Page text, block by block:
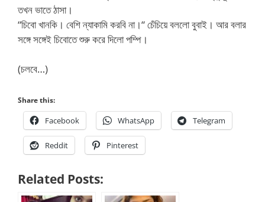
তখন ভাতে ঠাসা।
“চিবো খানকি। বেশি ন্যাকামি করবি না।“ চেঁচিয়ে বললো বুবাই। আর বলার
সঙ্গে সঙ্গেই চিবোতে শুরু করে দিলো পম্পি।
(চলবে…)
Share this:
Facebook WhatsApp Telegram
Reddit Pinterest
Related Posts: